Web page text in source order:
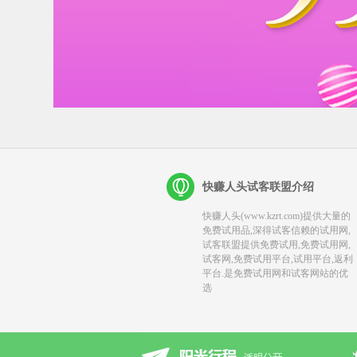
快赚人头试客联盟介绍
快赚人头(www.kzrt.com)提供大量的
免费试用品,深得试客信赖的试用网,
试客联盟提供免费试用,免费试用网,
试客网,免费试用平台,试用平台,返利
平台.是免费试用网和试客网站的优
选